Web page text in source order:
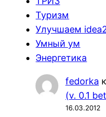
Туризм
Улучшаем
Умный ум
Энергетика
fedorka к
(v. 0.1
16.03.2012